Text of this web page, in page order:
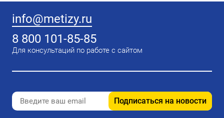
info@metizy.ru
8 800 101-85-85
Для консультаций по работе с сайтом
Подписаться на новости